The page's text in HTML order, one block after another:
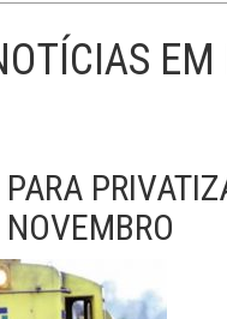
EM